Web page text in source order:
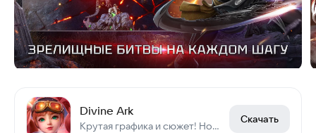
Divine Ark
Крутая графика и сюжет! Новинка экшен ММОРПГ! Играйте по сети в РПГ!
Скачать